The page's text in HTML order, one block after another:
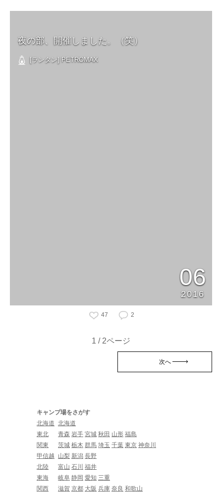
夜の部、開催しました。（笑）
[ランタン] PETROMAX
06
2016
47 2
1 / 2ページ
次へ
キャンプ場をさがす
北海道 北海道
東北
青森 岩手 宮城 秋田 山形 福島
関東
茨城 栃木 群馬 埼玉 千葉 東京 神奈川
甲信越
山梨 新潟 長野
北陸
富山 石川 福井
東海
岐阜 静岡 愛知 三重
関西
滋賀 京都 大阪 兵庫 奈良 和歌山